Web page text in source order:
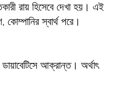
রায় হিসেবে দেখা হয়। এই
কোম্পানির স্বার্থ পরে।
আক্রান্ত। অর্থাৎ